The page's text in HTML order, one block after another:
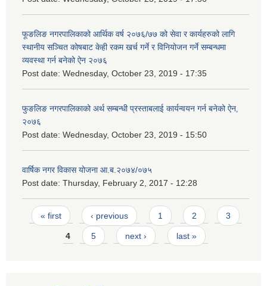
फूङलिङ नगरपालिकाको आर्थिक वर्ष २०७६/७७ को सेवा र कार्यहरुको लागि
स्थानीय सञ्चित कोषबाट केही रकम खर्च गर्ने र विनियोजन गर्ने सम्बन्धमा
व्यवस्था गर्न बनेको ऐन २०७६
Post date: Wednesday, October 23, 2019 - 17:35
फुङलिङ नगरपालिकाको अर्थ सम्बन्धी प्रस्ताबलाई कार्यन्वयन गर्न बनेको ऐन‚
२०७६
Post date: Wednesday, October 23, 2019 - 15:50
वार्षिक नगर विकास योजना आ.ब.२०७४/०७५
Post date: Thursday, February 2, 2017 - 12:28
Pages
« first ‹ previous 1 2 3
4 5 next › last »